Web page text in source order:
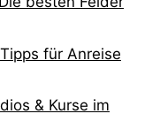
für Anreise
& Kurse im